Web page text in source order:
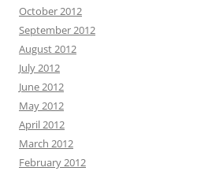
October 2012
September 2012
August 2012
July 2012
June 2012
May 2012
April 2012
March 2012
February 2012